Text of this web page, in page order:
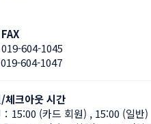
019-604-1045
019-604-1047
체크아웃 시간
15:00 (카드 회원) , 15:00 (일반)